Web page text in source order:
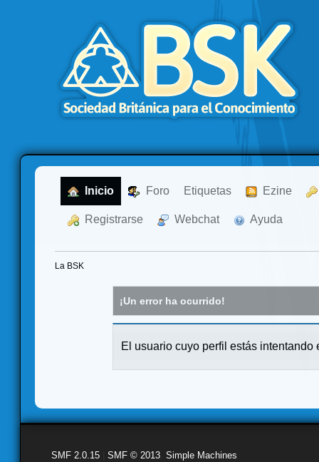
Inicio Foro Etiquetas Ezine
Registrarse Webchat Ayuda
La BSK
¡Un error ha ocurrido!
El usuario cuyo perfil estás intentando
SMF 2.0.15 SMF © 2013 Simple Machines